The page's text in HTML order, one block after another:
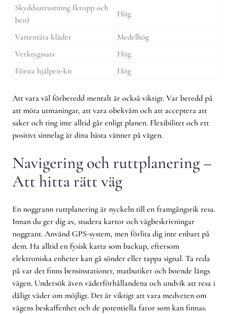
Skyddsutrustning (kropp och
ben)
Hög
Vattentäta kläder
Medelhög
Verktygssats
Hög
Första hjälpen-kit
Hög
Att vara väl förberedd mentalt är också viktigt. Var beredd på
att möta utmaningar, att vara obekväm och att acceptera att
saker och ting inte alltid går enligt planen. Flexibilitet och ett
positivt sinnelag är dina bästa vänner på vägen.
Navigering och ruttplanering –
Att hitta rätt väg
En noggrann ruttplanering är nyckeln till en framgångsrik resa.
Innan du ger dig av, studera kartor och vägbeskrivningar
noggrant. Använd GPS-system, men förlita dig inte enbart på
dem. Ha alltid en fysisk karta som backup, eftersom
elektroniska enheter kan gå sönder eller tappa signal. Ta reda
på var det finns bensinstationer, matbutiker och boende längs
vägen. Undersök även väderförhållandena och undvik att resa i
dåligt väder om möjligt. Det är viktigt att vara medveten om
vägens beskaffenhet och de potentiella faror som kan finnas.